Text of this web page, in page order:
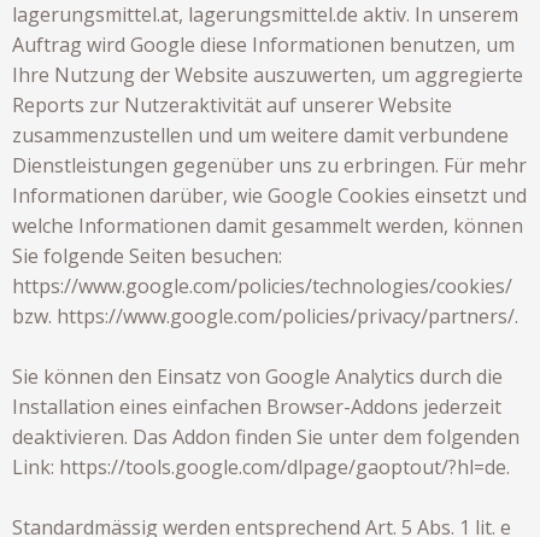
lagerungsmittel.at, lagerungsmittel.de aktiv. In unserem
Auftrag wird Google diese Informationen benutzen, um
Ihre Nutzung der Website auszuwerten, um aggregierte
Reports zur Nutzeraktivität auf unserer Website
zusammenzustellen und um weitere damit verbundene
Dienstleistungen gegenüber uns zu erbringen. Für mehr
Informationen darüber, wie Google Cookies einsetzt und
welche Informationen damit gesammelt werden, können
Sie folgende Seiten besuchen:
https://www.google.com/policies/technologies/cookies/
bzw. https://www.google.com/policies/privacy/partners/.
Sie können den Einsatz von Google Analytics durch die
Installation eines einfachen Browser-Addons jederzeit
deaktivieren. Das Addon finden Sie unter dem folgenden
Link: https://tools.google.com/dlpage/gaoptout/?hl=de.
Standardmässig werden entsprechend Art. 5 Abs. 1 lit. e